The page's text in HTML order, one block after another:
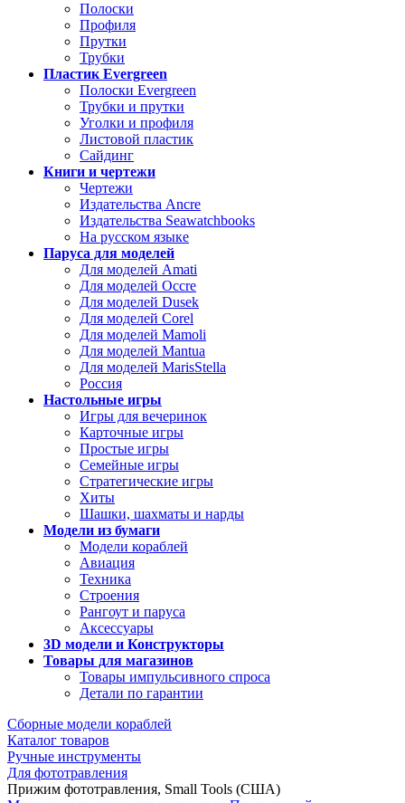
Полоски
Профиля
Прутки
Трубки
Пластик Evergreen
Полоски Evergreen
Трубки и прутки
Уголки и профиля
Листовой пластик
Сайдинг
Книги и чертежи
Чертежи
Издательства Ancre
Издательства Seawatchbooks
На русском языке
Паруса для моделей
Для моделей Amati
Для моделей Occre
Для моделей Dusek
Для моделей Corel
Для моделей Mamoli
Для моделей Mantua
Для моделей MarisStella
Россия
Настольные игры
Игры для вечеринок
Карточные игры
Простые игры
Семейные игры
Стратегические игры
Хиты
Шашки, шахматы и нарды
Модели из бумаги
Модели кораблей
Авиация
Техника
Строения
Рангоут и паруса
Аксессуары
3D модели и Конструкторы
Товары для магазинов
Товары импульсивного спроса
Детали по гарантии
Сборные модели кораблей
Каталог товаров
Ручные инструменты
Для фототравления
Прижим фототравления, Small Tools (США)